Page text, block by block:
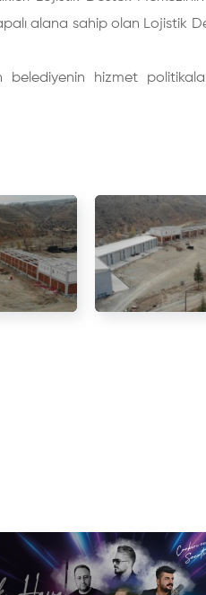
alana sahip olan Lojistik
belediyenin hizmet